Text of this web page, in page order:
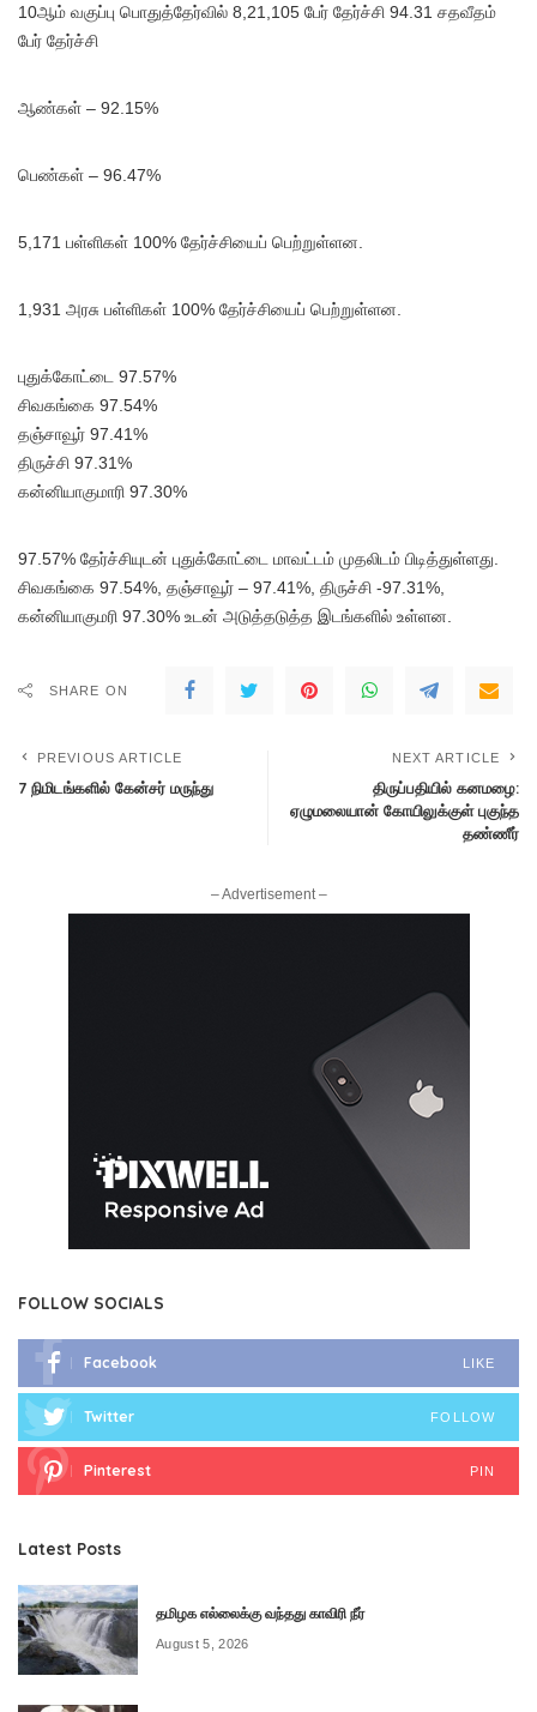
10ஆம் வகுப்பு பொதுத்தேர்வில் 8,21,105 பேர் தேர்ச்சி 94.31 சதவீதம்
பேர் தேர்ச்சி
ஆண்கள் – 92.15%
பெண்கள் – 96.47%
5,171 பள்ளிகள் 100% தேர்ச்சியைப் பெற்றுள்ளன.
1,931 அரசு பள்ளிகள் 100% தேர்ச்சியைப் பெற்றுள்ளன.
புதுக்கோட்டை 97.57%
சிவகங்கை 97.54%
தஞ்சாவூர் 97.41%
திருச்சி 97.31%
கன்னியாகுமாரி 97.30%
97.57% தேர்ச்சியுடன் புதுக்கோட்டை மாவட்டம் முதலிடம் பிடித்துள்ளது.
சிவகங்கை 97.54%, தஞ்சாவூர் – 97.41%, திருச்சி -97.31%,
கன்னியாகுமரி 97.30% உடன் அடுத்தடுத்த இடங்களில் உள்ளன.
SHARE ON
PREVIOUS ARTICLE
7 நிமிடங்களில் கேன்சர் மருந்து
NEXT ARTICLE
திருப்பதியில் கனமழை:
ஏழுமலையான் கோயிலுக்குள் புகுந்த
தண்ணீர்
– Advertisement –
FOLLOW SOCIALS
Facebook LIKE
Twitter FOLLOW
Pinterest PIN
Latest Posts
தமிழக எல்லைக்கு வந்தது காவிரி நீர்
August 5, 2026